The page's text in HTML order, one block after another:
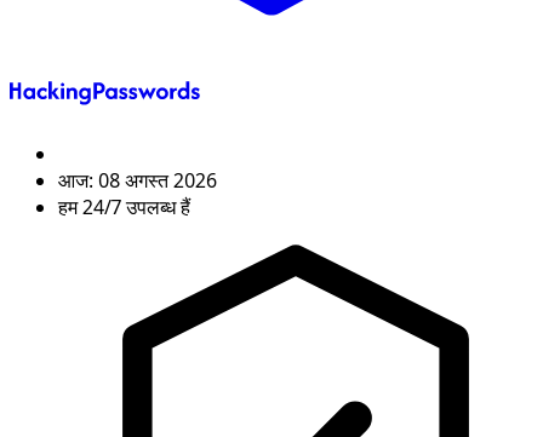
आज: 08 अगस्त 2026
हम 24/7 उपलब्ध हैं